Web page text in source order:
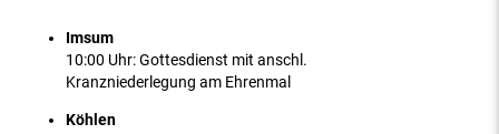
Imsum
10:00 Uhr: Gottesdienst mit anschl.
Kranzniederlegung am Ehrenmal
Köhlen